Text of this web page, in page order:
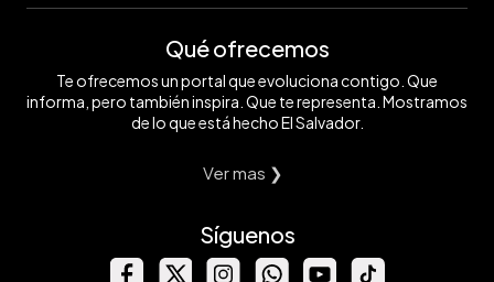
Qué ofrecemos
Te ofrecemos un portal que evoluciona contigo. Que
informa, pero también inspira. Que te representa. Mostramos
de lo que está hecho El Salvador.
Ver mas ❯
Síguenos